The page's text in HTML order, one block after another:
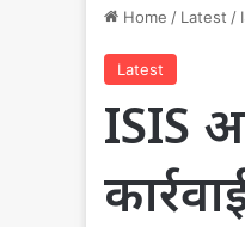
Home / Latest /
Latest
ISIS